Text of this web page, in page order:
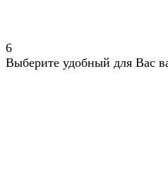
6
Выберите удобный для Вас